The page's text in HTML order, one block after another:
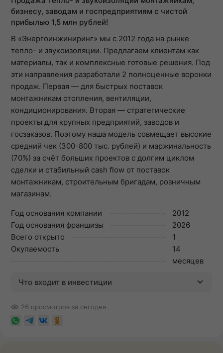
бизнесу, заводам и госпредприятиям с чистой
прибылью 1,5 млн рублей!
В «Энергоинжиниринг» мы с 2012 года на рынке
тепло- и звукоизоляции. Предлагаем клиентам как
материалы, так и комплексные готовые решения. Под
эти направления разработали 2 полноценные воронки
продаж. Первая — для быстрых поставок
монтажникам отопления, вентиляции,
кондиционирования. Вторая — стратегические
проекты для крупных предприятий, заводов и
госзаказов. Поэтому наша модель совмещает высокие
средний чек (300-800 тыс. рублей) и маржинальность
(70%) за счёт больших проектов с долгим циклом
сделки и стабильный cash flow от поставок
монтажникам, строительным бригадам, розничным
магазинам.
Год основания компании
2012
Год основания франшизы
2026
Всего открыто
1
Окупаемость
14
месяцев
Что входит в инвестиции
26 просмотров за сегодня